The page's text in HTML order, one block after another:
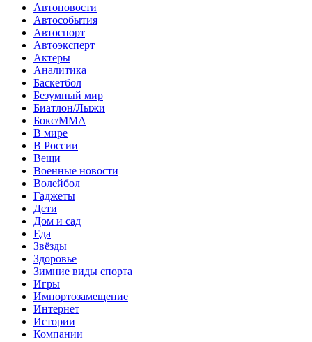
Автоновости
Автособытия
Автоспорт
Автоэксперт
Актеры
Аналитика
Баскетбол
Безумный мир
Биатлон/Лыжи
Бокс/MMA
В мире
В России
Вещи
Военные новости
Волейбол
Гаджеты
Дети
Дом и сад
Еда
Звёзды
Здоровье
Зимние виды спорта
Игры
Импортозамещение
Интернет
Истории
Компании